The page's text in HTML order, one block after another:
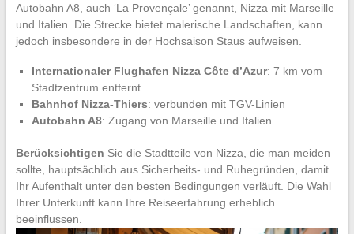
Autobahn A8, auch ‘La Provençale’ genannt, Nizza mit Marseille
und Italien. Die Strecke bietet malerische Landschaften, kann
jedoch insbesondere in der Hochsaison Staus aufweisen.
Internationaler Flughafen Nizza Côte d’Azur: 7 km vom
Stadtzentrum entfernt
Bahnhof Nizza-Thiers: verbunden mit TGV-Linien
Autobahn A8: Zugang von Marseille und Italien
Berücksichtigen Sie die Stadtteile von Nizza, die man meiden
sollte, hauptsächlich aus Sicherheits- und Ruhegründen, damit
Ihr Aufenthalt unter den besten Bedingungen verläuft. Die Wahl
Ihrer Unterkunft kann Ihre Reiseerfahrung erheblich
beeinflussen.